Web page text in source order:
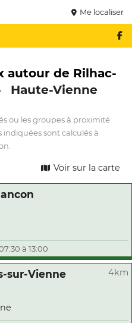
Me localiser
autour de Rilhac-
Haute-Vienne
ou les groupes à proximité
indiquées sont calculés à
Voir sur la carte
à 13:00
sur-Vienne 4km